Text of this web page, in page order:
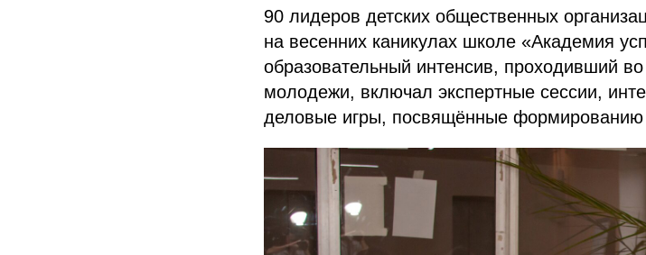
90 лидеров детских общественных
на весенних каникулах школе «Академия
образовательный интенсив, проходивший
молодежи, включал экспертные сессии,
деловые игры, посвящённые формированию